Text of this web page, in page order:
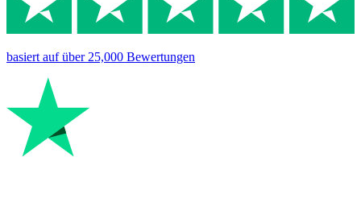
basiert aufüber 25,000 Bewertungen